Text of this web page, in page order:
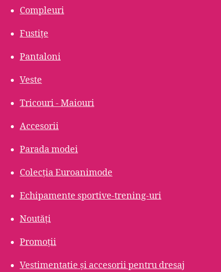
Compleuri
Fustițe
Pantaloni
Veste
Tricouri - Maiouri
Accesorii
Parada modei
Colecția Euroanimode
Echipamente sportive-trening-uri
Noutăți
Promoții
Vestimentatie și accesorii pentru dresaj